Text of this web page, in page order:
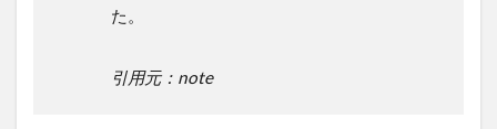
た。
引用元：note